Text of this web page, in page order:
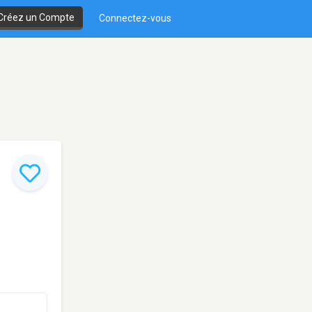
un Compte Connectez-vous